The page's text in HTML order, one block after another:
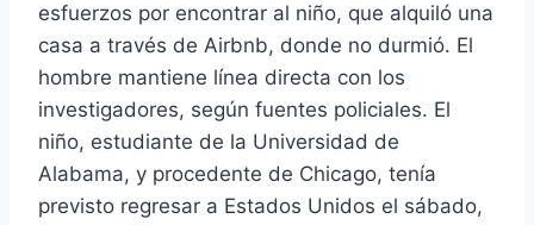
esfuerzos por encontrar al niño, que alquiló una
casa a través de Airbnb, donde no durmió. El
hombre mantiene línea directa con los
investigadores, según fuentes policiales. El
niño, estudiante de la Universidad de
Alabama, y ​​procedente de Chicago, tenía
previsto regresar a Estados Unidos el sábado,